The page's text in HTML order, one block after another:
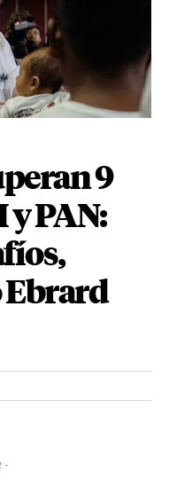
9
y PAN:
Ebrard
-